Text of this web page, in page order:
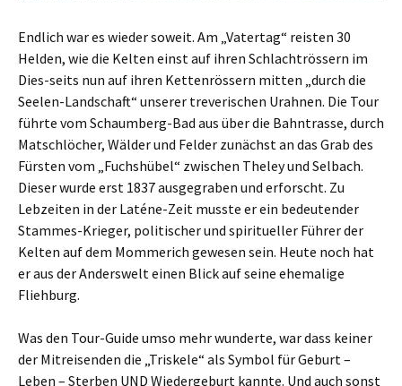
Endlich war es wieder soweit. Am „Vatertag“ reisten 30
Helden, wie die Kelten einst auf ihren Schlachtrössern im
Dies-seits nun auf ihren Kettenrössern mitten „durch die
Seelen-Landschaft“ unserer treverischen Urahnen. Die Tour
führte vom Schaumberg-Bad aus über die Bahntrasse, durch
Matschlöcher, Wälder und Felder zunächst an das Grab des
Fürsten vom „Fuchshübel“ zwischen Theley und Selbach.
Dieser wurde erst 1837 ausgegraben und erforscht. Zu
Lebzeiten in der Laténe-Zeit musste er ein bedeutender
Stammes-Krieger, politischer und spiritueller Führer der
Kelten auf dem Mommerich gewesen sein. Heute noch hat
er aus der Anderswelt einen Blick auf seine ehemalige
Fliehburg.
Was den Tour-Guide umso mehr wunderte, war dass keiner
der Mitreisenden die „Triskele“ als Symbol für Geburt –
Leben – Sterben UND Wiedergeburt kannte. Und auch sonst